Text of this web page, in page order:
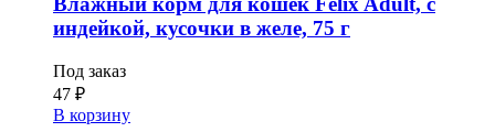
индейкой, кусочки в желе, 75 г
Под заказ
47 ₽
В корзину